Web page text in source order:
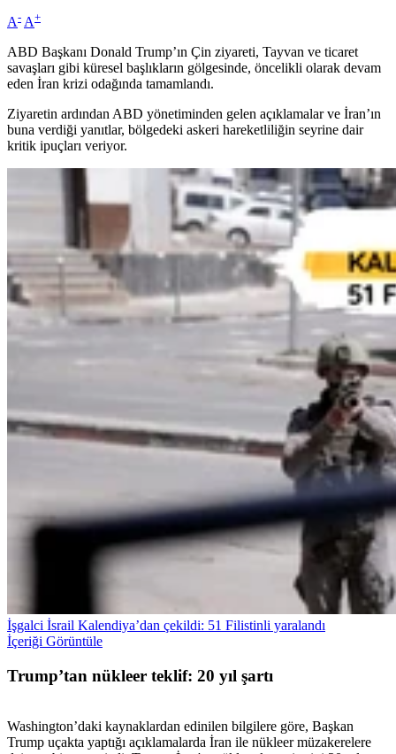
A- A+
ABD Başkanı Donald Trump’ın Çin ziyareti, Tayvan ve ticaret
savaşları gibi küresel başlıkların gölgesinde, öncelikli olarak devam
eden İran krizi odağında tamamlandı.
Ziyaretin ardından ABD yönetiminden gelen açıklamalar ve İran’ın
buna verdiği yanıtlar, bölgedeki askeri hareketliliğin seyrine dair
kritik ipuçları veriyor.
İşgalci İsrail Kalendiya’dan çekildi: 51 Filistinli yaralandı
İçeriği Görüntüle
Trump’tan nükleer teklif: 20 yıl şartı
Washington’daki kaynaklardan edinilen bilgilere göre, Başkan
Trump uçakta yaptığı açıklamalarda İran ile nükleer müzakerelere